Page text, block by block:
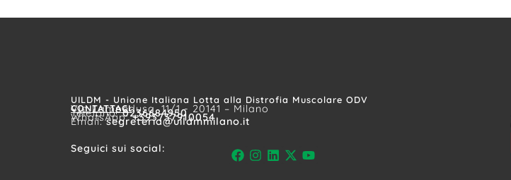
UILDM - Unione Italiana Lotta alla Distrofia Muscolare ODV
CONTATTACI
Via Lampedusa, 11/1 - 20141 – Milano
Telefono:0236684950
WhatsApp:+393737910054
Email:segreteria@uildmmilano.it
Seguici sui social: